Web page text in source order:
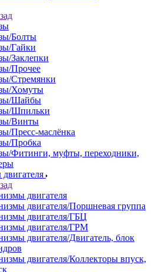
Болты
Гайки
Заклепки
Прочее
Стремянки
Хомуты
Шайбы
Шпильки
Винты
Пресс-маслёнка
Пробка
Фитинги, муфты, переходники,
двигателя
двигателя/Поршневая группа
двигателя/ГБЦ
двигателя/ГРМ
двигателя/Двигатель, блок
двигателя/Коллекторы впуск,